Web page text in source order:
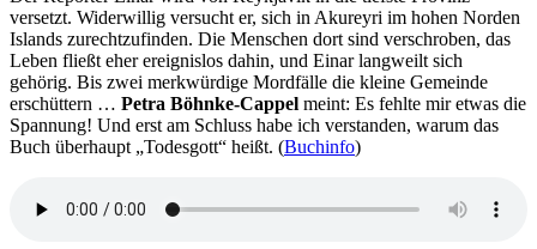
Abgründe
versetzt. Widerwillig versucht er, sich in Akureyri im hohen Norden
Islands zurechtzufinden. Die Menschen dort sind verschroben, das
Leben fließt eher ereignislos dahin, und Einar langweilt sich
gehörig. Bis zwei merkwürdige Mordfälle die kleine Gemeinde
erschüttern … Petra Böhnke-Cappel meint: Es fehlte mir etwas die
Spannung! Und erst am Schluss habe ich verstanden, warum das
Buch überhaupt „Todesgott“ heißt. (Buchinfo)